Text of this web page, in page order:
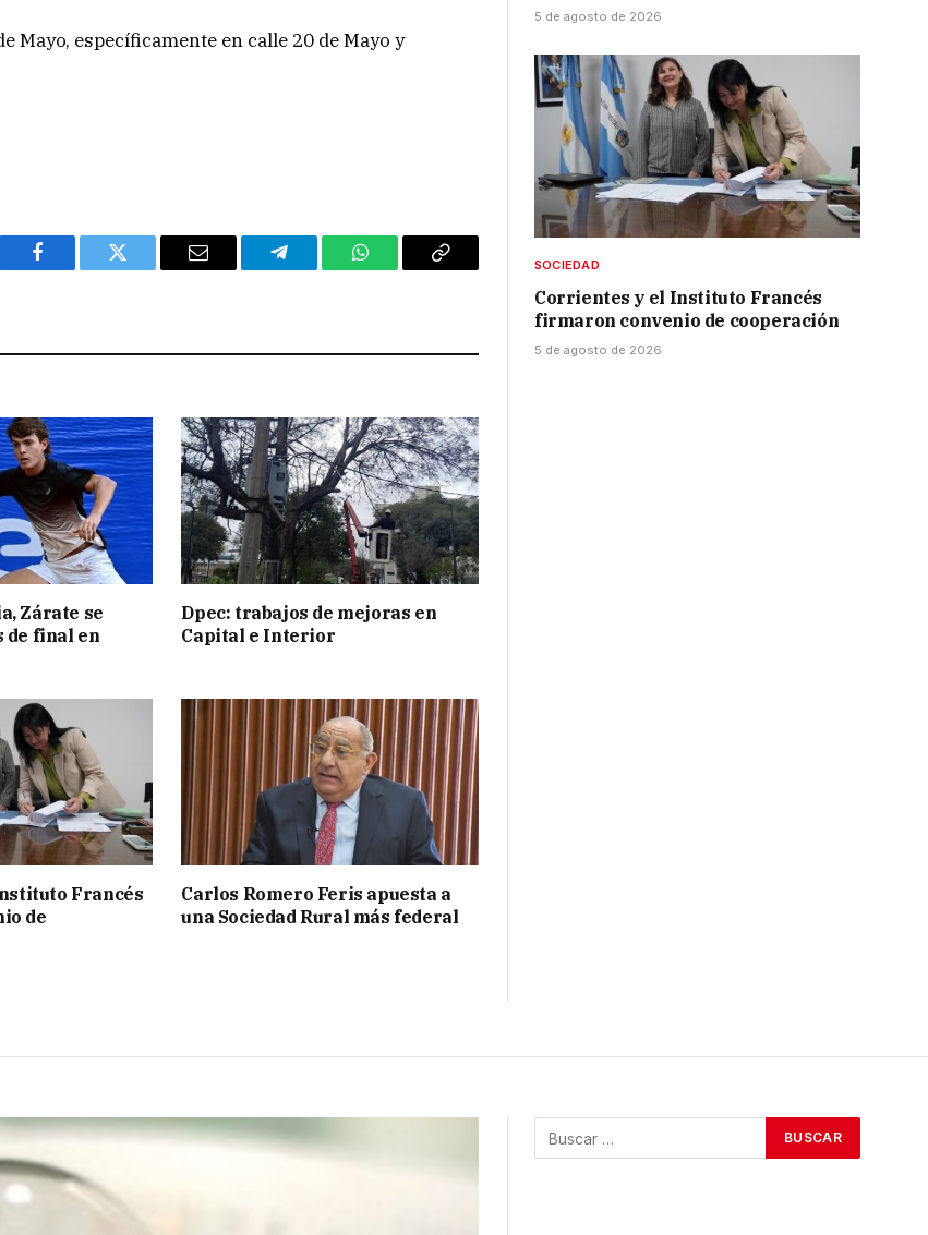
Mayo, específicamente en calle 20 de Mayo y
Facebook Twitter Email Telegram WhatsAppCopy
Zárate se
de final en
Dpec: trabajos de mejoras en
Capital e Interior
Francés
de
Carlos Romero Feris apuesta a
una Sociedad Rural más federal
5 de agosto de 2026
SOCIEDAD
Corrientes y el Instituto Francés
firmaron convenio de cooperación
5 de agosto de 2026